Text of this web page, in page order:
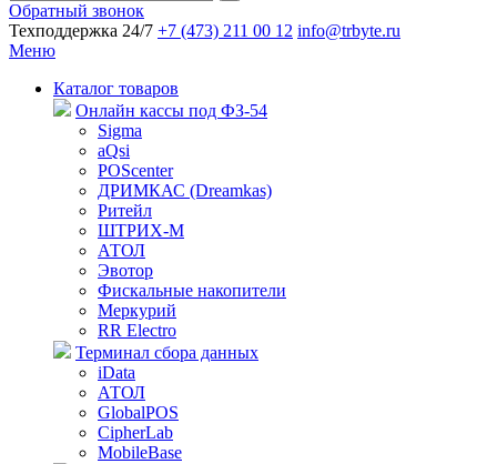
Обратный звонок
Техподдержка 24/7 +7 (473) 211 00 12 info@trbyte.ru
Меню
Каталог товаров
Онлайн кассы под ФЗ-54
Sigma
aQsi
POScenter
ДРИМКАС (Dreamkas)
Ритейл
ШТРИХ-М
АТОЛ
Эвотор
Фискальные накопители
Меркурий
RR Electro
Терминал сбора данных
iData
АТОЛ
GlobalPOS
CipherLab
MobileBase